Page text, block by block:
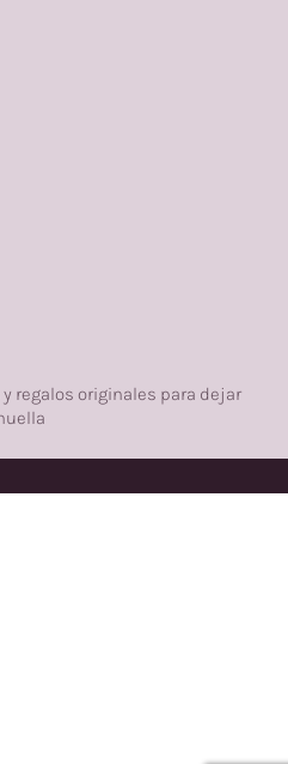
regalos originales para dejar